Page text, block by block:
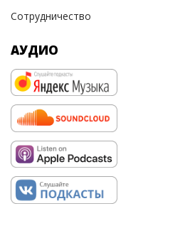
Сотрудничество
АУДИО